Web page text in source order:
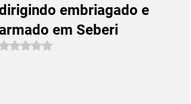
embriagado e
em Seberi
Avaliado com NaN de 5 estrelas.